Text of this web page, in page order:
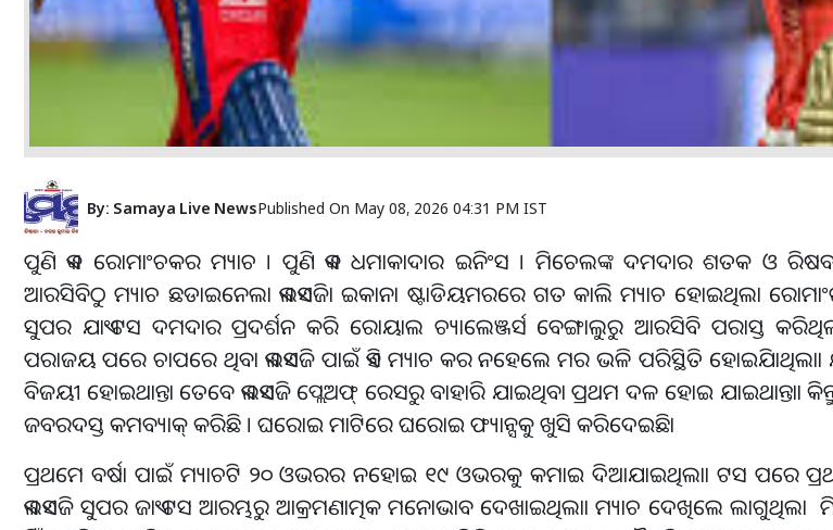
By: Samaya Live NewsPublished On May 08, 2026 04:31 PM IST
ପୁଣି ଏକ ରୋମାଂଚକର ମ୍ୟାଚ । ପୁଣି ଏକ ଧମାକାଦାର ଇନିଂସ । ମିଚେଲଙ୍କ ଦମଦାର ଶତକ ଓ
ଆରସିବିଠୁ ମ୍ୟାଚ ଛଡାଇନେଲା ଏଲଏସଜିା ଇକାନା ଷ୍ଟାଡିୟମରରେ ଗତ କାଲି ମ୍ୟାଚ ହୋଇଥିଲା
ସୁପର ଯାଏଂଟସ ଦମଦାର ପ୍ରଦର୍ଶନ କରି ରୋୟାଲ ଚ୍ୟାଲେଞ୍ଜର୍ସ ବେଙ୍ଗାଲୁରୁ ଆରସିବି ପରାସ୍ତ
ପରାଜୟ ପରେ ଚାପରେ ଥିବା ଏଲଏସଜି ପାଇଁ ଏହି ମ୍ୟାଚ କର ନହେଲେ ମର ଭଳି ପରିସ୍ଥିତି
ବିଜୟୀ ହୋଇଥାନ୍ତା ତେବେ ଏଲଏସଜି ପ୍ଲେଅଫ୍ ରେସରୁ ବାହାରି ଯାଇଥିବା ପ୍ରଥମ ଦଳ ହୋଇ ଯାଇଥାନ୍ତାା
ଜବରଦସ୍ତ କମବ୍ୟାକ୍ କରିଛି । ଘରୋଇ ମାଟିରେ ଘରୋଇ ଫ୍ୟାନ୍ସକୁ ଖୁସି କରିଦେଇଛିା
ପ୍ରଥମେ ବର୍ଷା ପାଇଁ ମ୍ୟାଚଟି ୨୦ ଓଭରର ନହୋଇ ୧୯ ଓଭରକୁ କମାଇ ଦିଆଯାଇଥିଲାା ଟସ ପରେ
ଏଲଏସଜି ସୁପର ଜାଏଂଟସ ଆରମ୍ଭରୁ ଆକ୍ରମଣାତ୍ମକ ମନୋଭାବ ଦେଖାଇଥିଲାା ମ୍ୟାଚ ଦେଖିଲେ